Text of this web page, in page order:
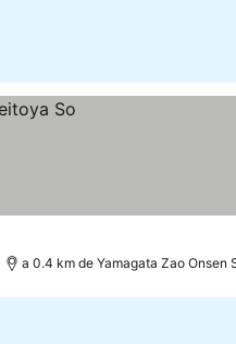
a 0.4 km de Yamagata Zao Onsen